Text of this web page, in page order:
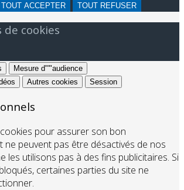
TOUT ACCEPTER
TOUT REFUSER
cookies
Mesure d"'"audience
Autres cookies Session
pour assurer son bon
peuvent pas être désactivés de nos
les utilisons pas à des fins publicitaires. Si
certaines parties du site ne